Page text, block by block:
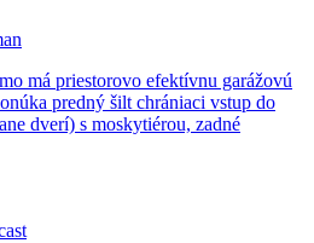
má priestorovo efektívnu garážovú
predný šilt chrániaci vstup do
dverí) s moskytiérou, zadné